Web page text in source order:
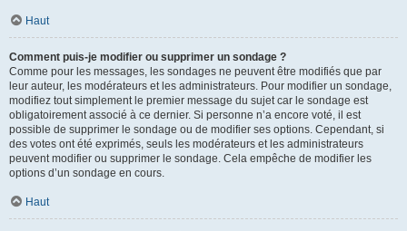
Haut
Comment puis-je modifier ou supprimer un sondage ?
Comme pour les messages, les sondages ne peuvent être modifiés que par
leur auteur, les modérateurs et les administrateurs. Pour modifier un sondage,
modifiez tout simplement le premier message du sujet car le sondage est
obligatoirement associé à ce dernier. Si personne n’a encore voté, il est
possible de supprimer le sondage ou de modifier ses options. Cependant, si
des votes ont été exprimés, seuls les modérateurs et les administrateurs
peuvent modifier ou supprimer le sondage. Cela empêche de modifier les
options d’un sondage en cours.
Haut